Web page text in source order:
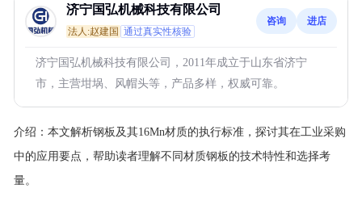
济宁国弘机械科技有限公司
法人:赵建国 通过真实性核验
咨询 进店
济宁国弘机械科技有限公司，2011年成立于山东省济宁
市，主营坩埚、风帽头等，产品多样，权威可靠。
介绍： 本文解析钢板及其16Mn材质的执行标准，探讨其在工业采购
中的应用要点，帮助读者理解不同材质钢板的技术特性和选择考
量。